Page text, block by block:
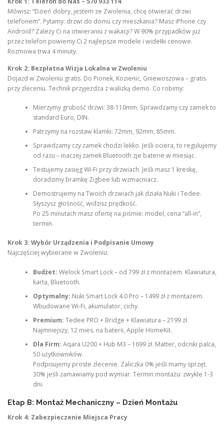
Mówisz: “Dzień dobry, jestem ze Zwolenia, chcę otwierać drzwi
telefonem”. Pytamy: drzwi do domu czy mieszkania? Masz iPhone czy
Android? Zależy Ci na otwieraniu z wakacji? W 90% przypadków już
przez telefon powiemy Ci 2 najlepsze modele i widełki cenowe.
Rozmowa trwa 4 minuty.
Krok 2: Bezpłatna Wizja Lokalna w Zwoleniu
Dojazd w Zwoleniu gratis. Do Pionek, Kozienic, Gniewoszowa – gratis
przy zleceniu. Technik przyjeżdża z walizką demo. Co robimy:
Mierzymy grubość drzwi: 38-110mm. Sprawdzamy czy zamek to
standard Euro, DIN.
Patrzymy na rozstaw klamki: 72mm, 92mm, 85mm.
Sprawdzamy czy zamek chodzi lekko. Jeśli ociera, to regulujemy
od razu – inaczej zamek Bluetooth zje baterie w miesiąc.
Testujemy zasięg Wi-Fi przy drzwiach. Jeśli masz 1 kreskę,
doradzimy bramkę Zigbee lub wzmacniacz.
Demostrujemy na Twoich drzwiach jak działa Nuki i Tedee.
Słyszysz głośność, widzisz prędkość.
Po 25 minutach masz ofertę na piśmie: model, cena “all-in”,
termin.
Krok 3: Wybór Urządzenia i Podpisanie Umowy
Najczęściej wybierane w Zwoleniu:
Budżet: Welock Smart Lock – od 799 zł z montażem. Klawiatura,
karta, Bluetooth.
Optymalny: Nuki Smart Lock 4.0 Pro – 1499 zł z montażem.
Wbudowane Wi-Fi, akumulator, cichy.
Premium: Tedee PRO + Bridge + Klawiatura – 2199 zł.
Najmniejszy, 12 mies. na baterii, Apple HomeKit.
Dla Firm: Aqara U200 + Hub M3 – 1699 zł. Matter, odciski palca,
50 użytkowników.
Podpisujemy proste zlecenie. Zaliczka 0% jeśli mamy sprzęt.
30% jeśli zamawiamy pod wymiar. Termin montażu: zwykle 1-3
dni.
Etap B: Montaż Mechaniczny – Dzień Montażu
Krok 4: Zabezpieczenie Miejsca Pracy